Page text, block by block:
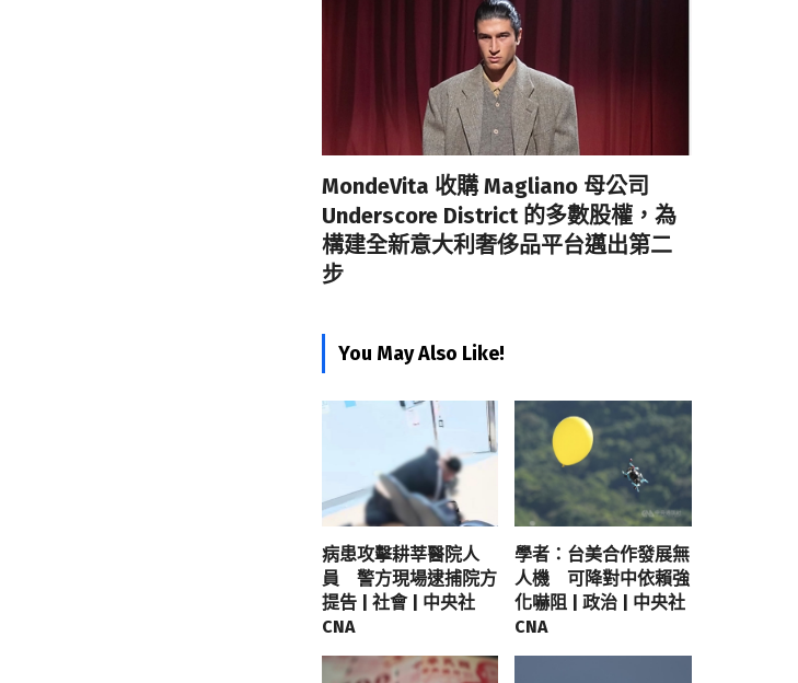
MondeVita 收購 Magliano 母公司
Underscore District 的多數股權，為
構建全新意大利奢侈品平台邁出第二
步
You May Also Like!
病患攻擊耕莘醫院人
員 警方現場逮捕院方
提告 | 社會 | 中央社
CNA
學者：台美合作發展無
人機 可降對中依賴強
化嚇阻 | 政治 | 中央社
CNA